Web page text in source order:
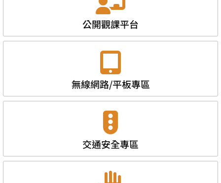
公開觀課平台
無線網路/平板專區
交通安全專區